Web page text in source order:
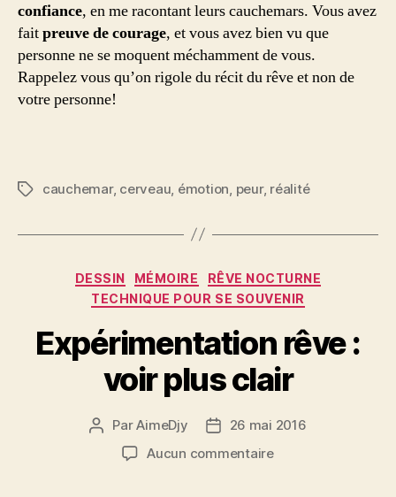
confiance, en me racontant leurs cauchemars. Vous avez
faitpreuve de courage, et vous avez bien vu que
personne ne se moquent méchamment de vous.
Rappelez vous qu’on rigole du récit du rêve et non de
votre personne!
Étiquettes
cauchemar, cerveau émotion peur, réalité
Catégories
DESSIN MÉMOIRE
RÊVE NOCTURNE
TECHNIQUE POUR SE SOUVENIR
Expérimentation rêve :
voir plus clair
Auteur
l’article
ParAimeDjy
Date26 mai 2016
Aucun commentairesur